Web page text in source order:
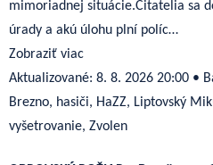
mimoriadnej situácie.Čitatelia sa
úrady a akú úlohu plní políc…
Zobraziť viac
Aktualizované: 8. 8. 2026 20:00 •
Brezno, hasiči, HaZZ, Liptovský
vyšetrovanie, Zvolen